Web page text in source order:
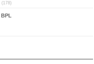
(178)
BPL